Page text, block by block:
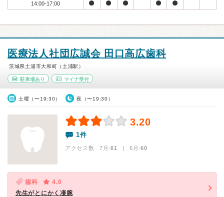
14:00-17:00
医療法人社団広誠会 田口高広歯科
茨城県土浦市大和町（土浦駅）
駐車場あり マイナ受付
土曜（〜19:30） 夜（〜19:30）
3.20
1件
アクセス数 7月:61 | 6月:60
歯科
4.0
先生がとにかく凄腕